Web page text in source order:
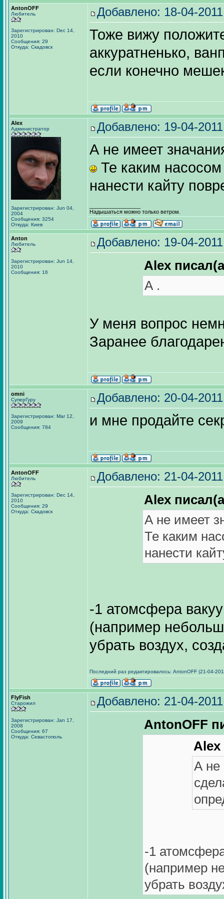
AntonOFF
Любитель
Зарегистрирован: Dec 14,
2010
Сообщения: 29
Откуда: Скадовск
Добавлено: 18-04-
Тоже вижу
аккуратненько,
если конечно
Alex
Администратор
Зарегистрирован: Jun 04,
2004
Сообщения: 3254
Откуда: Киев
Добавлено: 19-04-
А не имеет
Те каким
нанести кайту
Надышаться можно только ветром.
Anton
Любитель
Зарегистрирован: Jun 14,
2010
Сообщения: 16
Добавлено: 19-04-
Alex
А .
У меня вопрос
Заранее
omni
СуперГуру
Зарегистрирован: Mar 12,
2009
Сообщения: 784
Добавлено: 20-04-
и мне продайте
AntonOFF
Любитель
Зарегистрирован: Dec 14,
2010
Сообщения: 29
Откуда: Скадовск
Добавлено: 21-04-
Alex
А не имеет
Те каким
нанести
-1 атомсфера
(например
убрать воздух,
Последний раз редактировалось: AntonOFF (21-04-
FlyFish
Старожил
Зарегистрирован: Jan 17,
2008
Сообщения: 67
Откуда: Севастополь
Добавлено: 21-04-
AntonOFF
Alex
А не
-1
(например
убрать